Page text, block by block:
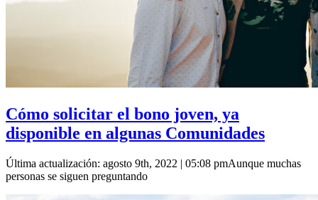
Cómo solicitar el bono joven, ya
disponible en algunas Comunidades
Última actualización: agosto 9th, 2022 | 05:08 pmAunque muchas
personas se siguen preguntando